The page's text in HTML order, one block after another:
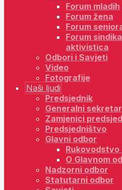
Forum mladih
Forum žena
Forum
Forum
aktivistica
Odbori i Savjeti
Video
Fotografije
Naši ljudi
Predsjednik
Generalni sekretar
Zamjenici
Predsjedništvo
Glavni odbor
Rukovodstvo
O Glavnom
Nadzorni odbor
Statutarni odbor